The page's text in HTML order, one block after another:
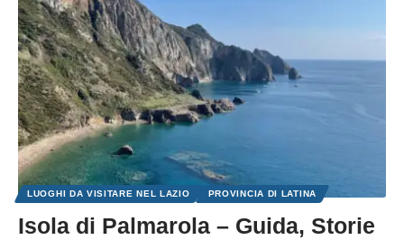
LUOGHI DA VISITARE NEL LAZIO PROVINCIA DI LATINA
Isola di Palmarola – Guida, Storie